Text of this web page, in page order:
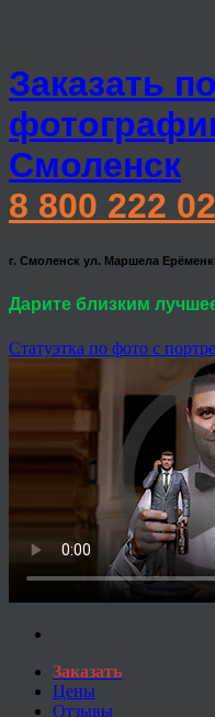
Заказать
Смоленск
8 800 222
г. Смоленск ул. Маршела
Дарите близким
Статуэтка по фото с
Заказать
Цены
Отзывы